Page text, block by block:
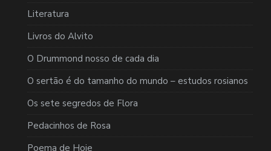
Literatura
Livros do Alvito
O Drummond nosso de cada dia
O sertão é do tamanho do mundo – estudos rosianos
Os sete segredos de Flora
Pedacinhos de Rosa
Poema de Hoje